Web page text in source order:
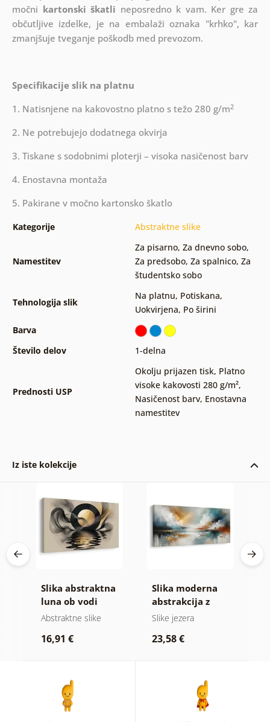
močni kartonski škatli neposredno k vam. Ker gre za
občutljive izdelke, je na embalaži oznaka "krhko", kar
zmanjšuje tveganje poškodb med prevozom.
Specifikacije slik na platnu
1. Natisnjene na kakovostno platno s težo 280 g/m2
2. Ne potrebujejo dodatnega okvirja
3. Tiskane s sodobnimi ploterji – visoka nasičenost barv
4. Enostavna montaža
5. Pakirane v močno kartonsko škatlo
Kategorije Abstraktne slike
Namestitev
Za pisarno, Za dnevno sobo,
Za predsobo, Za spalnico, Za
študentsko sobo
Tehnologija slik
Na platnu, Potiskana,
Uokvirjena, Po širini
Barva
Število delov
1-delna
Prednosti USP
Okolju prijazen tisk, Platno
visoke kakovosti 280 g/m²,
Nasičenost barv, Enostavna
namestitev
Iz iste kolekcije
Slika abstraktna
luna ob vodi
Abstraktne slike
16,91 €
Slika moderna
abstrakcija z
naravo
Slike jezera
23,58 €